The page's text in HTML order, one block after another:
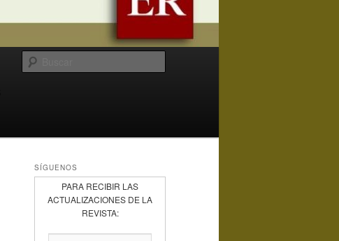
SÍGUENOS
PARA RECIBIR LAS
ACTUALIZACIONES DE LA
REVISTA: